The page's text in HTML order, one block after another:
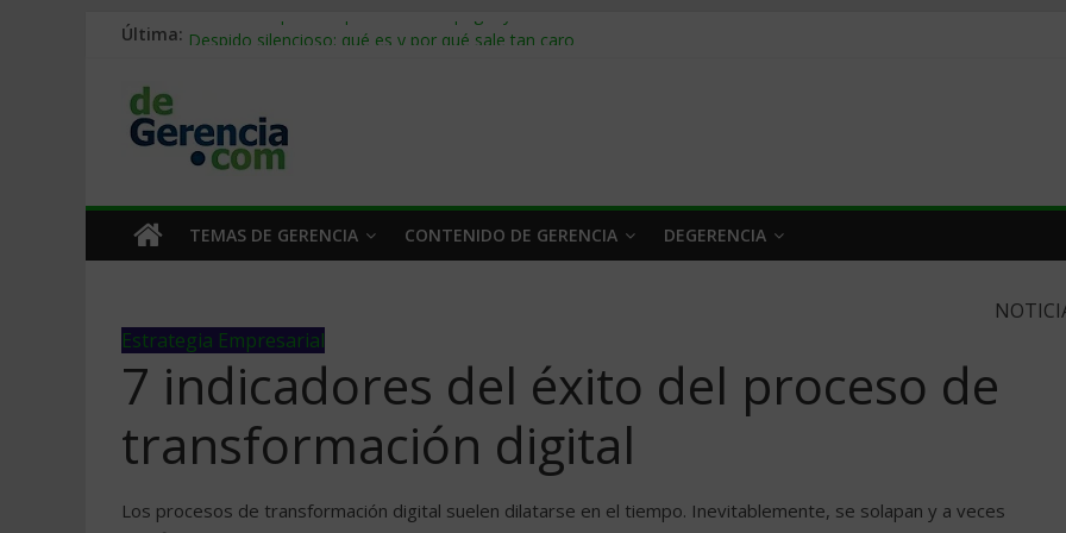
Última: Stablecoins para empresas: cómo pagar y cobrar en 2026
Trabajo forzoso en la cadena de suministro: qué hacer
Mercado hispano de EE. UU.: cómo segmentarlo y venderle
TEMAS DE GERENCIA CONTENIDO DE GERENCIA DEGERENCIA
Estrategia Empresarial
7 indicadores del éxito del proceso de
transformación digital
Los procesos de transformación digital suelen dilatarse en el tiempo. Inevitablemente, se solapan y a veces